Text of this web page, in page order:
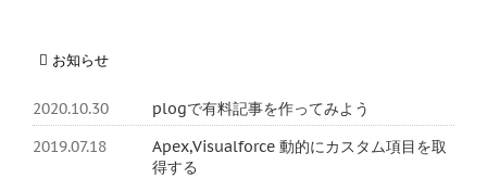
お知らせ
2020.10.30
plogで有料記事を作ってみよう
2019.07.18
Apex,Visualforce 動的にカスタム項目を取
得する